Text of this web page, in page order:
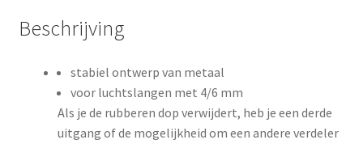
Beschrijving
stabiel ontwerp van metaal
voor luchtslangen met 4/6 mm
Als je de rubberen dop verwijdert, heb je een derde
uitgang of de mogelijkheid om een ​​andere verdeler